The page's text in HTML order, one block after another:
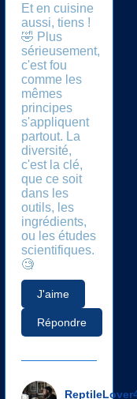
Et en cuisine
aussi, tiens !
🤣 Plus
sérieusement,
c'est fou
comme les
mêmes
principes
s'appliquent
partout. La
diversité,
c'est la clé,
que ce soit
dans les
outils, les
ingrédients,
ou les études
scientifiques.
🧐
J'aime
Répondre